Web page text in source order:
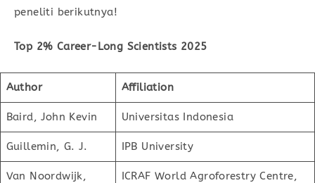
peneliti berikutnya!
Top 2% Career-Long Scientists 2025
Author Affiliation
Baird, John Kevin Universitas Indonesia
Guillemin, G. J. IPB University
Van Noordwijk,
ICRAF World Agroforestry Centre,